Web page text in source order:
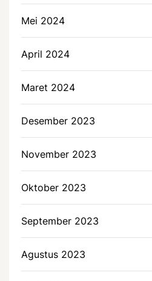
Mei 2024
April 2024
Maret 2024
Desember 2023
November 2023
Oktober 2023
September 2023
Agustus 2023